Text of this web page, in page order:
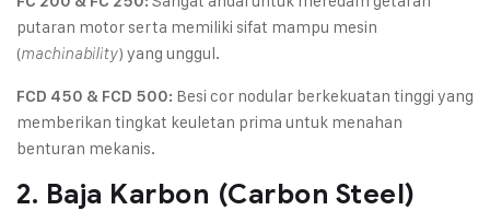
putaran motor serta memiliki sifat mampu mesin
(machinability) yang unggul.
FCD 450 & FCD 500: Besi cor nodular berkekuatan tinggi yang
memberikan tingkat keuletan prima untuk menahan
benturan mekanis.
2. Baja Karbon (Carbon Steel)